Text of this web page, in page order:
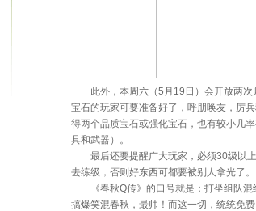
此外，本周六（5月19日）会开放两次
宝石的玩家可要准备好了，呼朋唤友，厉
得两个品质宝石或强化宝石，也有较小几
具和武器）。
最后还要提醒广大玩家，必须30级以上
去练级，否则好东西可都要被别人拿光了。
《春秋Q传》的口号就是：打坐组队混
搞爆笑混春秋，最帅！而这一切，统统免费